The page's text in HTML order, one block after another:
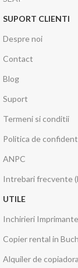
SUPORT CLIENTI
Despre noi
Contact
Blog
Suport
Termeni si conditii
Politica de
ANPC
Intrebari frecvente
UTILE
Inchirieri
Copier rental in
Alquiler de